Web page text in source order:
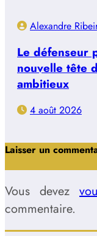
Alexandre
Le défenseur
nouvelle tête
ambitieux
4 août 2026
Laisser un
Vous devez
commentaire.